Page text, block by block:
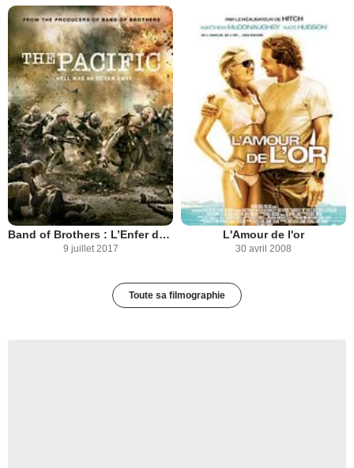
Band of Brothers : L’Enfer du Pacifique
9 juillet 2017
L'Amour de l'or
30 avril 2008
Toute sa filmographie